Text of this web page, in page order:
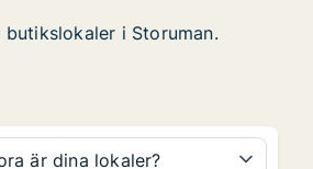
i Storuman.
är dina lokaler?